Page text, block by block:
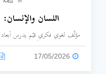
اللسان
مؤلَّف لغوي فكري قيّم يدرس أبعاد
البشري، متجاوزاً مجرد حصر
17/05/2026